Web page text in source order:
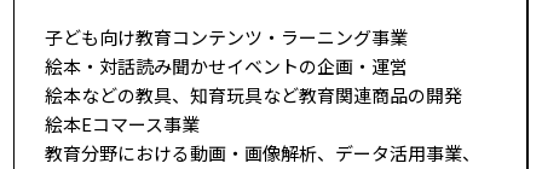
子ども向け教育コンテンツ・ラーニング事業
絵本・対話読み聞かせイベントの企画・運営
絵本などの教具、知育玩具など教育関連商品の開発
絵本Eコマース事業
教育分野における動画・画像解析、データ活用事業、